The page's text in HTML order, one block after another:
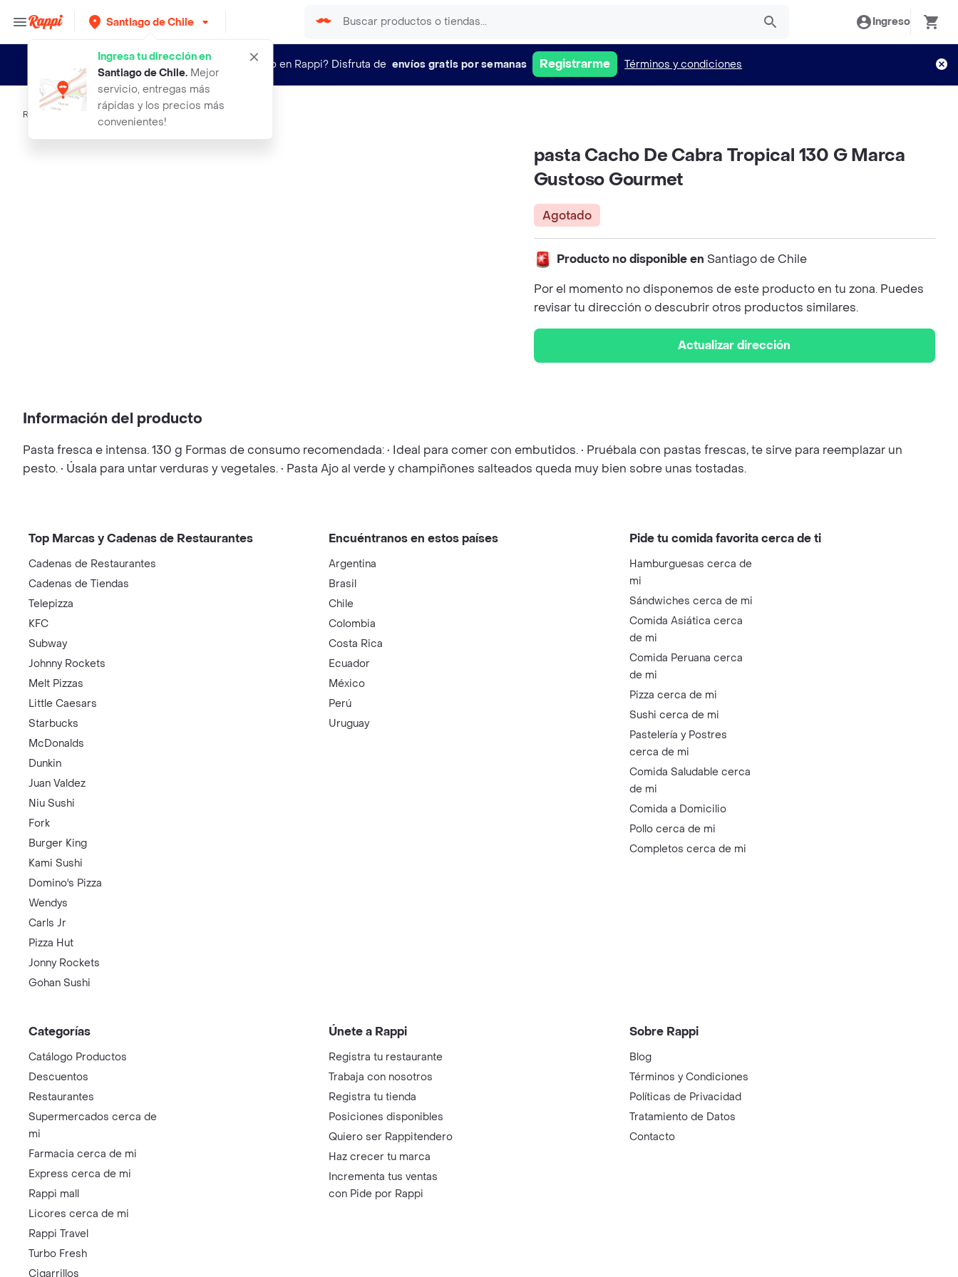
Santiago de Chile
Ingresa tu dirección en
Santiago de Chile. Mejor
servicio, entregas más
rápidas y los precios más
convenientes!
Ingreso
¿Nuevo en Rappi? Disfruta de envíos gratis por semanas Registrarme Términos y condiciones
Rappi pasta cacho de cabra tropical 130 g
pasta Cacho De Cabra Tropical 130 G Marca
Gustoso Gourmet
Agotado
Producto no disponible en Santiago de Chile
Por el momento no disponemos de este producto en tu zona. Puedes
revisar tu dirección o descubrir otros productos similares.
Actualizar dirección
Información del producto
Pasta fresca e intensa. 130 g Formas de consumo recomendada: • Ideal para comer con embutidos. • Pruébala con pastas frescas, te sirve para reemplazar un
pesto. • Úsala para untar verduras y vegetales. • Pasta Ajo al verde y champiñones salteados queda muy bien sobre unas tostadas.
Top Marcas y Cadenas de Restaurantes
Cadenas de Restaurantes
Cadenas de Tiendas
Telepizza
KFC
Subway
Johnny Rockets
Melt Pizzas
Little Caesars
Starbucks
McDonalds
Dunkin
Juan Valdez
Niu Sushi
Fork
Burger King
Kami Sushi
Domino's Pizza
Wendys
Carls Jr
Pizza Hut
Jonny Rockets
Gohan Sushi
Encuéntranos en estos países
Argentina
Brasil
Chile
Colombia
Costa Rica
Ecuador
México
Perú
Uruguay
Pide tu comida favorita cerca de ti
Hamburguesas cerca de
mi
Sándwiches cerca de mi
Comida Asiática cerca
de mi
Comida Peruana cerca
de mi
Pizza cerca de mi
Sushi cerca de mi
Pastelería y Postres
cerca de mi
Comida Saludable cerca
de mi
Comida a Domicilio
Pollo cerca de mi
Completos cerca de mi
Categorías
Catálogo Productos
Descuentos
Restaurantes
Supermercados cerca de
mi
Farmacia cerca de mi
Express cerca de mi
Rappi mall
Licores cerca de mi
Rappi Travel
Turbo Fresh
Cigarrillos
Únete a Rappi
Registra tu restaurante
Trabaja con nosotros
Registra tu tienda
Posiciones disponibles
Quiero ser Rappitendero
Haz crecer tu marca
Incrementa tus ventas
con Pide por Rappi
Sobre Rappi
Blog
Términos y Condiciones
Políticas de Privacidad
Tratamiento de Datos
Contacto